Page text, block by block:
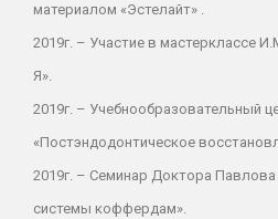
материалом «Эстелайт» .
2019г. – Участие в мастерклассе
Я».
2019г. – Учебнообразовательный
«Постэндодонтическое
2019г. – Семинар Доктора
системы коффердам».